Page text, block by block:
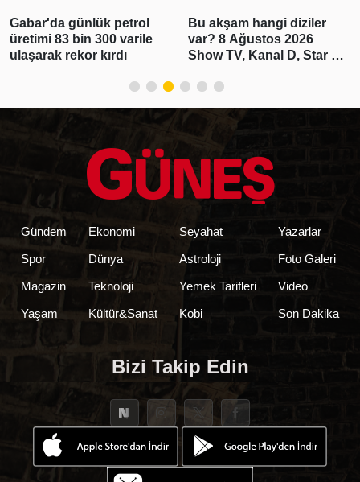
Gabar'da günlük petrol
üretimi 83 bin 300 varile
ulaşarak rekor kırdı
Bu akşam hangi diziler
var? 8 Ağustos 2026
Show TV, Kanal D, Star TV,
akışı
Gündem
Spor
Magazin
Yaşam
Ekonomi
Dünya
Teknoloji
Kültür&Sanat
Seyahat
Astroloji
Yemek Tarifleri
Kobi
Yazarlar
Foto Galeri
Video
Son Dakika
Bizi Takip Edin